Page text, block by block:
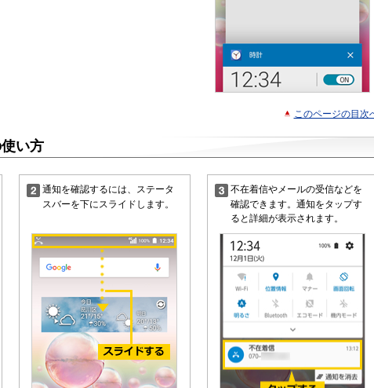
このページの目次
い方
通知を確認するには、ステータ
スバーを下にスライドします。
不在着信やメールの受信などを
確認できます。通知をタップす
ると詳細が表示されます。